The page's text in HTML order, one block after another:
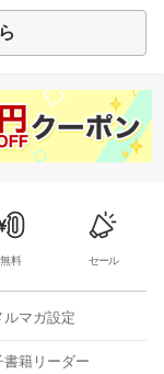
無料 セール
ルマガ設定
書籍リーダー